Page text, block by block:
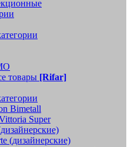
товары [Rifar]
Bimetall
Super
(дизайнерские)